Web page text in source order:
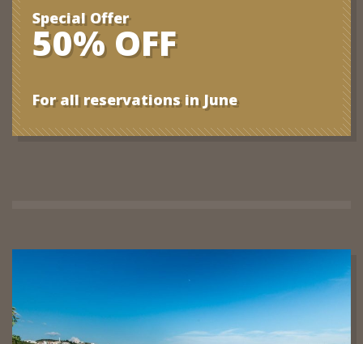
Special Offer
50% OFF
For all reservations in June